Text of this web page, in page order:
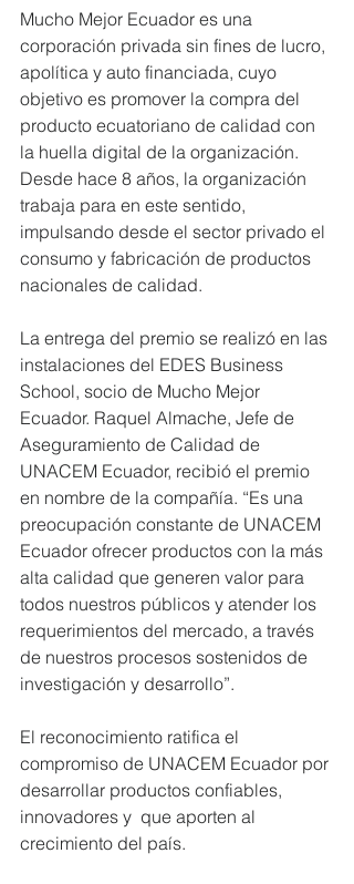
Mucho Mejor Ecuador es una
corporación privada sin fines de lucro,
apolítica y auto financiada, cuyo
objetivo es promover la compra del
producto ecuatoriano de calidad con
la huella digital de la organización.
Desde hace 8 años, la organización
trabaja para en este sentido,
impulsando desde el sector privado el
consumo y fabricación de productos
nacionales de calidad.
La entrega del premio se realizó en las
instalaciones del EDES Business
School, socio de Mucho Mejor
Ecuador. Raquel Almache, Jefe de
Aseguramiento de Calidad de
UNACEM Ecuador, recibió el premio
en nombre de la compañía. “Es una
preocupación constante de UNACEM
Ecuador ofrecer productos con la más
alta calidad que generen valor para
todos nuestros públicos y atender los
requerimientos del mercado, a través
de nuestros procesos sostenidos de
investigación y desarrollo”.
El reconocimiento ratifica el
compromiso de UNACEM Ecuador por
desarrollar productos confiables,
innovadores y  que aporten al
crecimiento del país.